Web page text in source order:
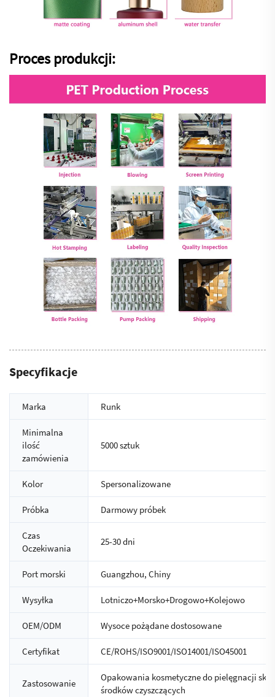
Proces produkcji:
Specyfikacje
Marka Runk
Minimalna
ilość
zamówienia
5000 sztuk
Kolor Spersonalizowane
Próbka Darmowy próbek
Czas
Oczekiwania
25-30 dni
Port morski Guangzhou, Chiny
Wysyłka Lotniczo+Morsko+Drogowo+Kolejowo
OEM/ODM Wysoce pożądane dostosowane
Certyfikat CE/ROHS/ISO9001/ISO14001/ISO45001
Zastosowanie
Opakowania kosmetyczne do pielęgnacji
środków czyszczących